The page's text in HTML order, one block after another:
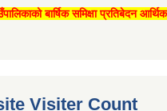
बार्षिक समिक्षा प्रतिबेदन
Visiter Count